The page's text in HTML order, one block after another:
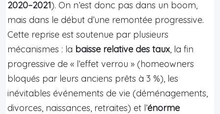
2020–2021). On n’est donc pas dans un boom,
mais dans le début d’une remontée progressive.
Cette reprise est soutenue par plusieurs
mécanismes : la baisse relative des taux, la fin
progressive de « l’effet verrou » (homeowners
bloqués par leurs anciens prêts à 3 %), les
inévitables événements de vie (déménagements,
divorces, naissances, retraites) et l’énorme